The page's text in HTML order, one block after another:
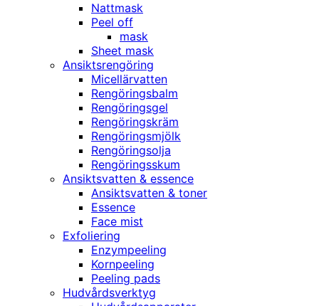
Nattmask
Peel off
mask
Sheet mask
Ansiktsrengöring
Micellärvatten
Rengöringsbalm
Rengöringsgel
Rengöringskräm
Rengöringsmjölk
Rengöringsolja
Rengöringsskum
Ansiktsvatten & essence
Ansiktsvatten & toner
Essence
Face mist
Exfoliering
Enzympeeling
Kornpeeling
Peeling pads
Hudvårdsverktyg